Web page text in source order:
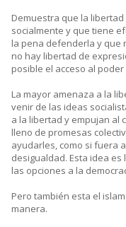
Demuestra que la
socialmente y que tiene
la pena defenderla y que
no hay libertad de
posible el acceso al
La mayor amenaza a la
venir de las ideas
a la libertad y empujan al
lleno de promesas
ayudarles, como si fuera
desigualdad. Esta idea
las opciones a la
Pero también esta el
manera.